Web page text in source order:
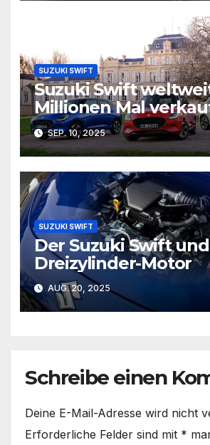
SUZUKI SWIFT
Suzuki Swift
Millionen Mal
SEP. 10, 2025
SUZUKI SWIFT
Der Suzuki Swift
Dreizylinder-Motor
AUG. 20, 2025
Schreibe einen
Deine E-Mail-Adresse wird nicht
Erforderliche Felder sind mit *